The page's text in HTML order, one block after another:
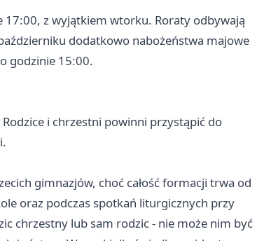
17:00, z wyjątkiem wtorku. Roraty odbywają
dodatkowo nabożeństwa majowe
godzinie 15:00.
i chrzestni powinni przystąpić do
gimnazjów, choć całość formacji trwa od
oraz podczas spotkań liturgicznych przy
chrzestny lub sam rodzic - nie może nim być